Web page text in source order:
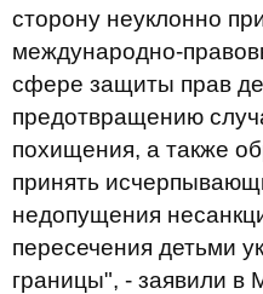
сторону неуклонно
международно-
сфере защиты прав
предотвращению
похищения, а также
принять
недопущения
пересечения детьми
границы", - заявили в